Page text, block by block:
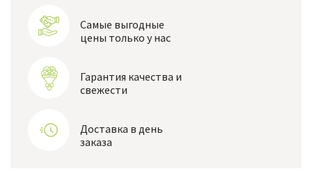
Самые выгодные
цены только у нас
Гарантия качества и
свежести
Доставка в день
заказа